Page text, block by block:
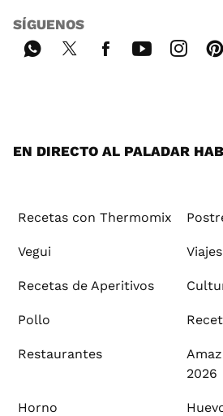
SÍGUENOS
EN DIRECTO AL PALADAR
Recetas con Thermomix
Vegui Viajes
Recetas de Aperitivos
Pollo
Restaurantes
2026
Horno